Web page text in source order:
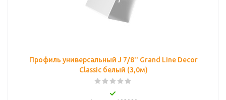
Профиль универсальный J 7/8'' Grand Line Decor
Classic белый (3,0м)